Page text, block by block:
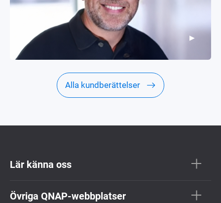
▶
Alla kundberättelser
Lär känna oss
Övriga QNAP-webbplatser